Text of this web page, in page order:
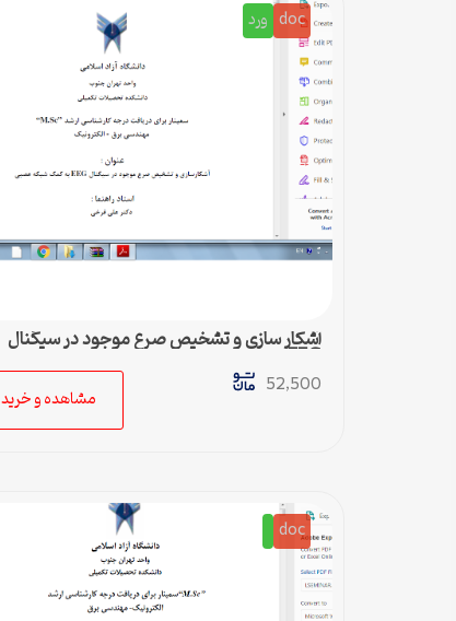
doc ورد
آشکار سازی و تشخیص صرع موجود در سیگنال
EEG به کمک شبکه عصبی
52,500
مشاهده و خرید
doc